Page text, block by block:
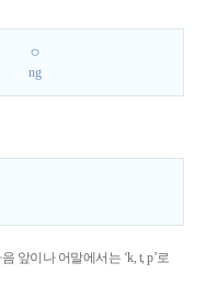
ㅇ
ng
앞이나 어말에서는 ‘k, t, p’로